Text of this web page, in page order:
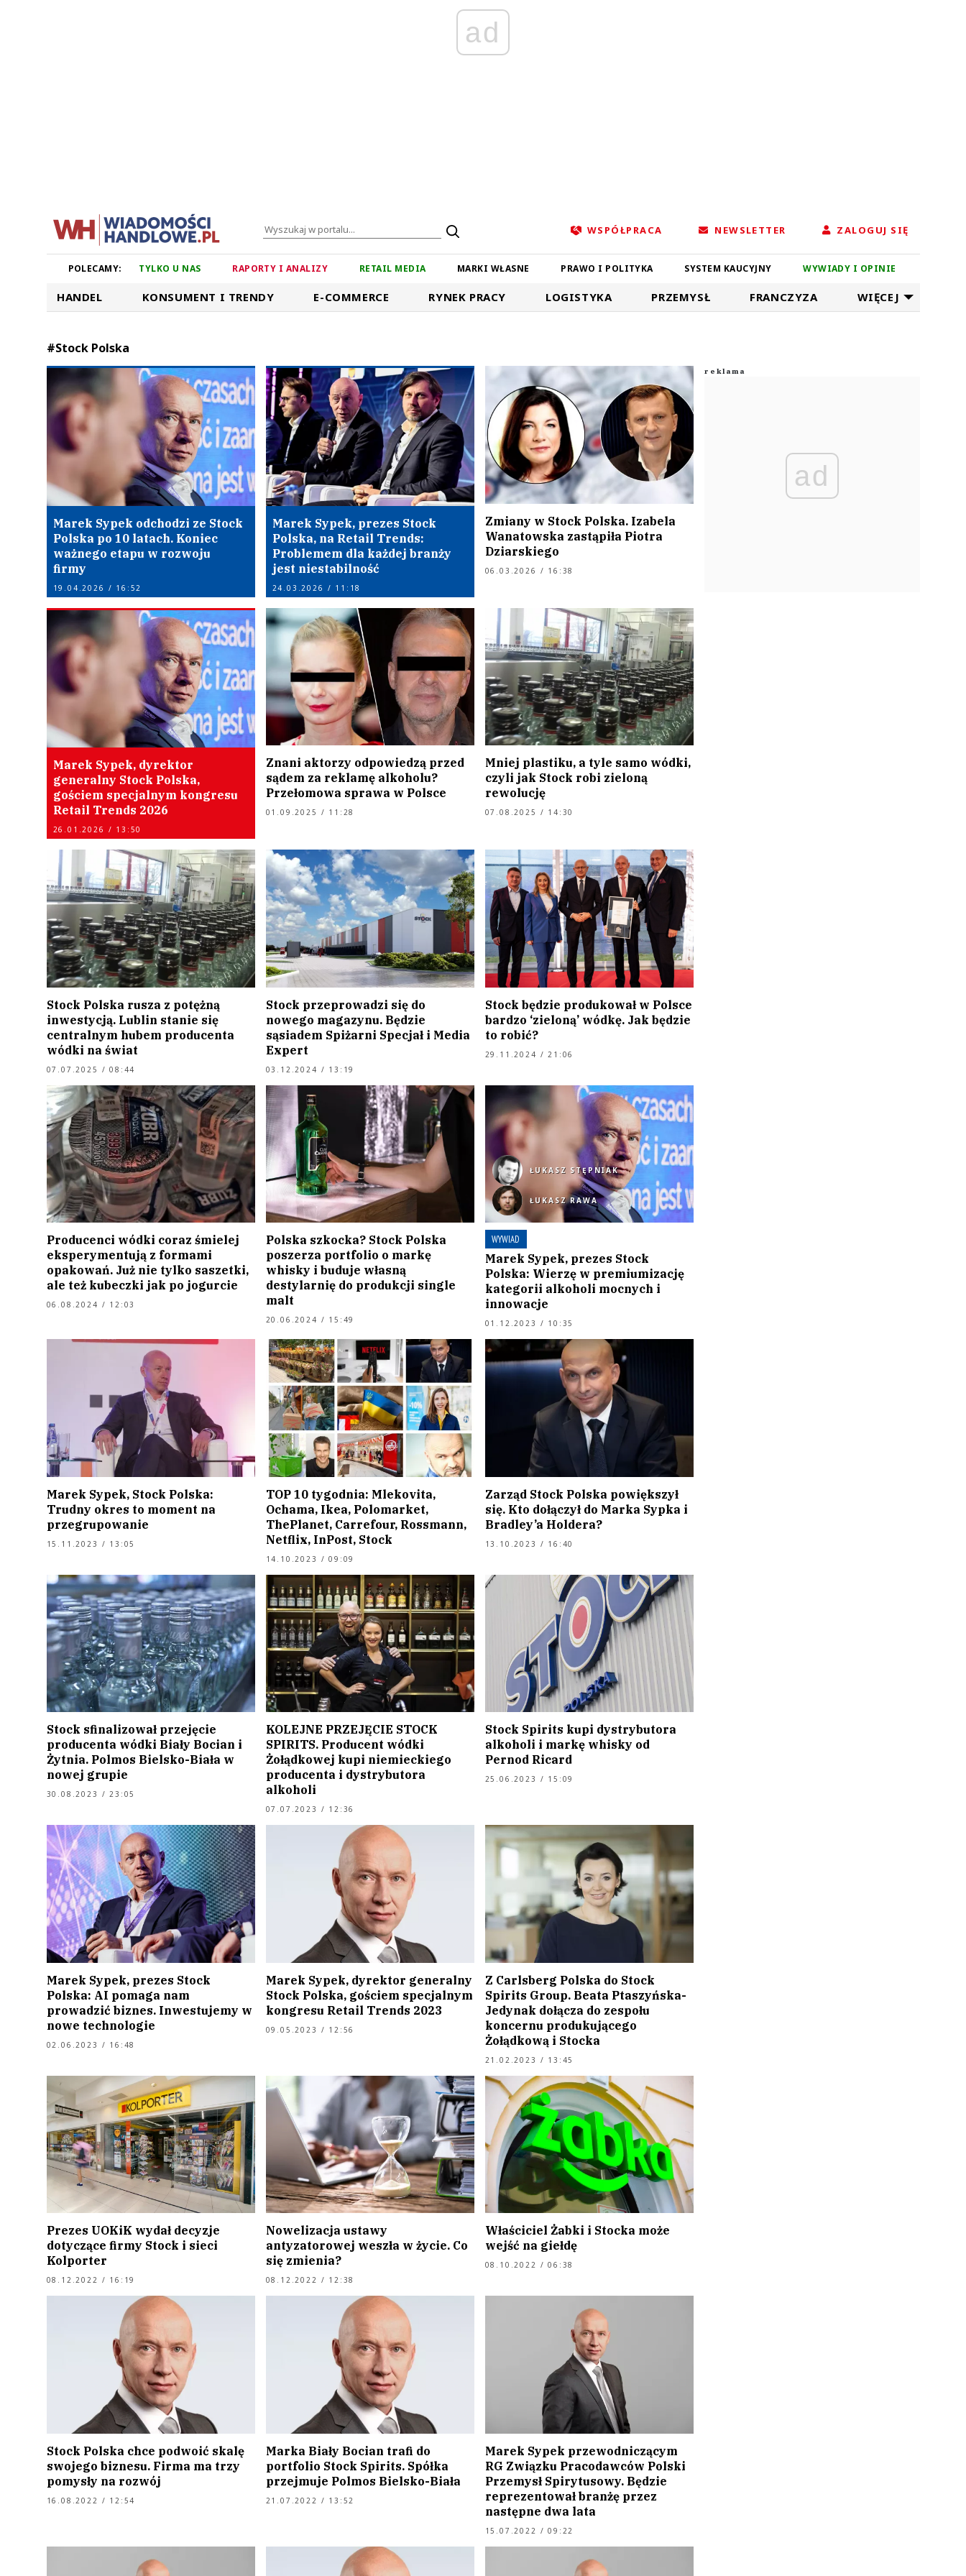
ad
WSPÓŁPRACA NEWSLETTER ZALOGUJ SIĘ
POLECAMY: TYLKO U NAS RAPORTY I ANALIZY RETAIL MEDIA MARKI WŁASNE PRAWO I POLITYKA SYSTEM KAUCYJNY WYWIADY I OPINIE
HANDEL KONSUMENT I TRENDY E-COMMERCE RYNEK PRACY LOGISTYKA PRZEMYSŁ FRANCZYZA WIĘCEJ
#Stock Polska
Marek Sypek odchodzi ze Stock
Polska po 10 latach. Koniec
ważnego etapu w rozwoju
firmy
19.04.2026 / 16:52
Marek Sypek, prezes Stock
Polska, na Retail Trends:
Problemem dla każdej branży
jest niestabilność
24.03.2026 / 11:18
Zmiany w Stock Polska. Izabela
Wanatowska zastąpiła Piotra
Dziarskiego
06.03.2026 / 16:38
Marek Sypek, dyrektor
generalny Stock Polska,
gościem specjalnym kongresu
Retail Trends 2026
26.01.2026 / 13:50
Znani aktorzy odpowiedzą przed
sądem za reklamę alkoholu?
Przełomowa sprawa w Polsce
01.09.2025 / 11:28
Mniej plastiku, a tyle samo wódki,
czyli jak Stock robi zieloną
rewolucję
07.08.2025 / 14:30
Stock Polska rusza z potężną
inwestycją. Lublin stanie się
centralnym hubem producenta
wódki na świat
07.07.2025 / 08:44
Stock przeprowadzi się do
nowego magazynu. Będzie
sąsiadem Spiżarni Specjał i Media
Expert
03.12.2024 / 13:19
Stock będzie produkował w Polsce
bardzo ‘zieloną’ wódkę. Jak będzie
to robić?
29.11.2024 / 21:06
Producenci wódki coraz śmielej
eksperymentują z formami
opakowań. Już nie tylko saszetki,
ale też kubeczki jak po jogurcie
06.08.2024 / 12:03
Polska szkocka? Stock Polska
poszerza portfolio o markę
whisky i buduje własną
destylarnię do produkcji single
malt
20.06.2024 / 15:49
ŁUKASZ STĘPNIAK
ŁUKASZ RAWA
WYWIAD
Marek Sypek, prezes Stock
Polska: Wierzę w premiumizację
kategorii alkoholi mocnych i
innowacje
01.12.2023 / 10:35
Marek Sypek, Stock Polska:
Trudny okres to moment na
przegrupowanie
15.11.2023 / 13:05
TOP 10 tygodnia: Mlekovita,
Ochama, Ikea, Polomarket,
ThePlanet, Carrefour, Rossmann,
Netflix, InPost, Stock
14.10.2023 / 09:09
Zarząd Stock Polska powiększył
się. Kto dołączył do Marka Sypka i
Bradley’a Holdera?
13.10.2023 / 16:40
Stock sfinalizował przejęcie
producenta wódki Biały Bocian i
Żytnia. Polmos Bielsko-Biała w
nowej grupie
30.08.2023 / 23:05
KOLEJNE PRZEJĘCIE STOCK
SPIRITS. Producent wódki
Żołądkowej kupi niemieckiego
producenta i dystrybutora
alkoholi
07.07.2023 / 12:36
Stock Spirits kupi dystrybutora
alkoholi i markę whisky od
Pernod Ricard
25.06.2023 / 15:09
Marek Sypek, prezes Stock
Polska: AI pomaga nam
prowadzić biznes. Inwestujemy w
nowe technologie
02.06.2023 / 16:48
Marek Sypek, dyrektor generalny
Stock Polska, gościem specjalnym
kongresu Retail Trends 2023
09.05.2023 / 12:56
Z Carlsberg Polska do Stock
Spirits Group. Beata Ptaszyńska-
Jedynak dołącza do zespołu
koncernu produkującego
Żołądkową i Stocka
21.02.2023 / 13:45
Prezes UOKiK wydał decyzje
dotyczące firmy Stock i sieci
Kolporter
08.12.2022 / 16:19
Nowelizacja ustawy
antyzatorowej weszła w życie. Co
się zmienia?
08.12.2022 / 12:38
Właściciel Żabki i Stocka może
wejść na giełdę
08.10.2022 / 06:38
Stock Polska chce podwoić skalę
swojego biznesu. Firma ma trzy
pomysły na rozwój
16.08.2022 / 12:54
Marka Biały Bocian trafi do
portfolio Stock Spirits. Spółka
przejmuje Polmos Bielsko-Biała
21.07.2022 / 13:52
Marek Sypek przewodniczącym
RG Związku Pracodawców Polski
Przemysł Spirytusowy. Będzie
reprezentował branżę przez
następne dwa lata
15.07.2022 / 09:22
ad